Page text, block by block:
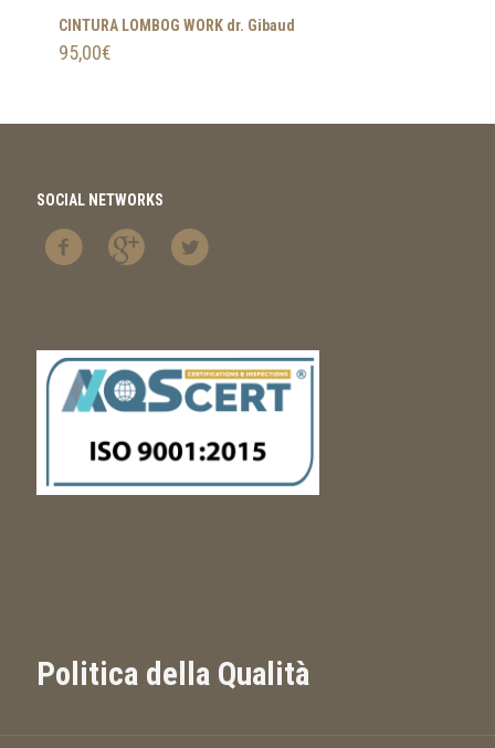
CINTURA LOMBOG WORK dr. Gibaud
95,00€
SOCIAL NETWORKS
Politica della Qualità